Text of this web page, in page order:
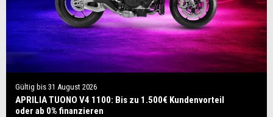
Gültig bis 31 August 2026
APRILIA TUONO V4 1100: Bis zu 1.500€ Kundenvorteil
oder ab 0% finanzieren